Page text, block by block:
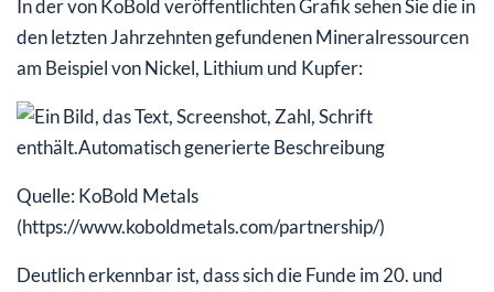
In der von KoBold veröffentlichten Grafik sehen Sie die in
den letzten Jahrzehnten gefundenen Mineralressourcen
am Beispiel von Nickel, Lithium und Kupfer:
Quelle: KoBold Metals
(https://www.koboldmetals.com/partnership/)
Deutlich erkennbar ist, dass sich die Funde im 20. und